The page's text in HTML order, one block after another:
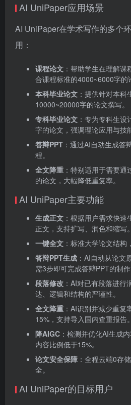
AI UniPaper应用场景
AI UniPaper在学术写作的多个
用：
课程论文 ：帮助学生在理解
合课程标准的4000~6000字的
本科毕业论文 ：提供针对本
10000~20000字的论文撰写。
专科毕业论文 ：专为专科生
字的论文，强调理论应用与技
答辩PPT ：通过AI自动生成答
程。
全文降重 ：特别适用于需要
的论文，大幅降低重复率。
AI UniPaper主要功能
生成正文 ：根据用户需求快
正文，支持扩写、润色和缩写。
一键全文 ：标准大学论文结
答辩PPT生成 ：AI自动从论文
需3步即可完成答辩PPT的制作
段落修改 ：AI对已有段落进
达、逻辑和结构的严谨性。
全文降重 ：AI识别并减少重
15%，支持导入国内查重报告。
降AIGC ：检测并优化AI生成
内容比例低于15%。
论文安全保障 ：全程云端0存
全。
AI UniPaper的目标用户